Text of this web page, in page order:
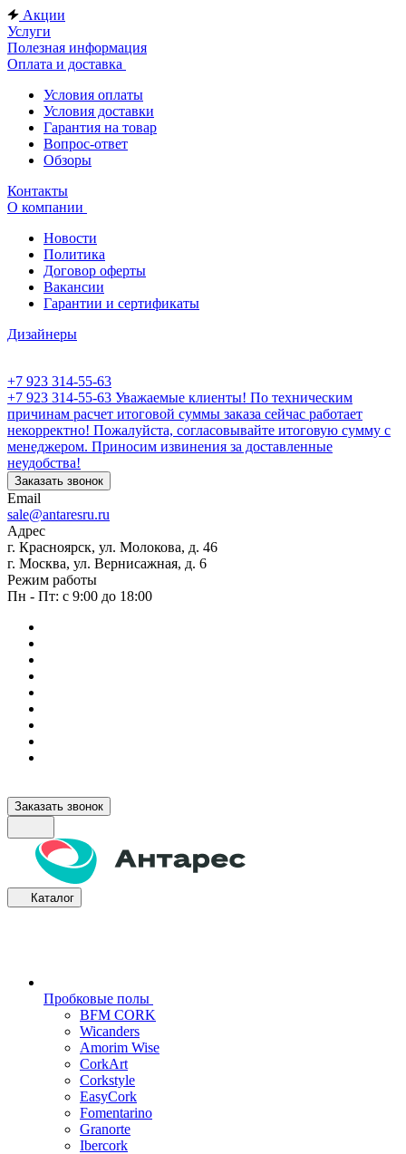
Акции
Услуги
Полезная информация
Оплата и доставка
Условия оплаты
Условия доставки
Гарантия на товар
Вопрос-ответ
Обзоры
Контакты
О компании
Новости
Политика
Договор оферты
Вакансии
Гарантии и сертификаты
Дизайнеры
+7 923 314-55-63
+7 923 314-55-63 Уважаемые клиенты! По техническим
причинам расчет итоговой суммы заказа сейчас работает
некорректно! Пожалуйста, согласовывайте итоговую сумму с
менеджером. Приносим извинения за доставленные
неудобства!
Заказать звонок
Email
sale@antaresru.ru
Адрес
г. Красноярск, ул. Молокова, д. 46
г. Москва, ул. Вернисажная, д. 6
Режим работы
Пн - Пт: с 9:00 до 18:00
Заказать звонок
Каталог
Пробковые полы
BFM CORK
Wicanders
Amorim Wise
CorkArt
Corkstyle
EasyCork
Fomentarino
Granorte
Ibercork